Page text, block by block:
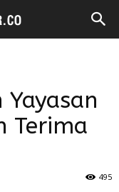
Terima
495